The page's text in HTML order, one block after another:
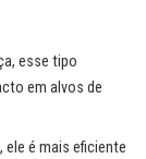
esse tipo
em alvos de
ele é mais eficiente